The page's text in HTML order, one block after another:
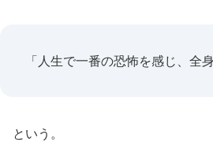
「人生で一番の恐怖を感じ、全
という。